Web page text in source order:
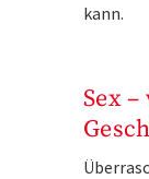
kann.
Sex